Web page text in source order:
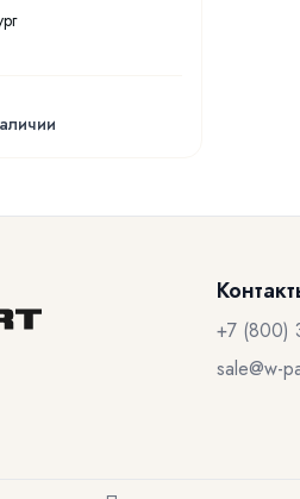
+7 (800)
sale@w-